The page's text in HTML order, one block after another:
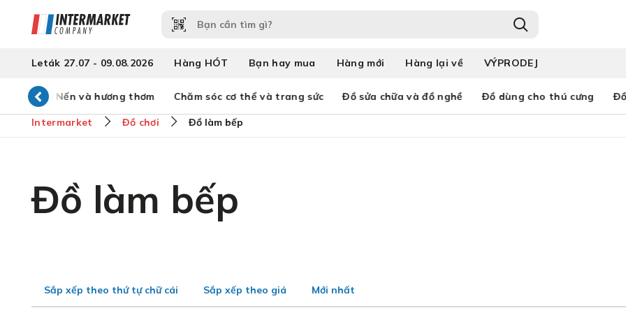
Leták 27.07 - 09.08.2026 Hàng HÓT Bạn hay mua Hàng mới Hàng lại về VÝPRODEJ
đình Nến và hương thơm Chăm sóc cơ thể và trang sức Đồ sửa chữa và đồ nghề Đồ dùng cho thú cưng
Intermarket Đồ chơi Đồ làm bếp
Đồ làm bếp
Sắp xếp theo thứ tự chữ cái Sắp xếp theo giá Mới nhất